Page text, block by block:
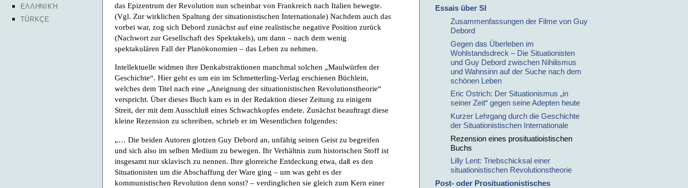
ΕΛΛΗΝΙΚΉ
TÜRKÇE
das Epizentrum der Revolution nun scheinbar von Frankreich nach Italien bewegte.
(Vgl. Zur wirklichen Spaltung der situationistischen Internationale) Nachdem auch das
vorbei war, zog sich Debord zunächst auf eine realistische negative Position zurück
(Nachwort zur Gesellschaft des Spektakels), um dann – nach dem wenig
spektakulären Fall der Planökonomien – das Leben zu nehmen.
Intellektuelle widmen ihre Denkabstraktionen manchmal solchen „Maulwürfen der
Geschichte“. Hier geht es um ein im Schmetterling-Verlag erschienen Büchlein,
welches dem Titel nach eine „Aneignung der situationistischen Revolutionstheorie“
verspricht. Über dieses Buch kam es in der Redaktion dieser Zeitung zu einigem
Streit, der mit dem Ausschluß eines Schwachkopfes endete. Zunächst beauftragt diese
kleine Rezension zu schreiben, schrieb er im Wesentlichen folgendes:
„… Die beiden Autoren glotzen Guy Debord an, unfähig seinen Geist zu begreifen
und sich also im selben Medium zu bewegen. Ihr Verhältnis zum historischen Stoff ist
insgesamt nur sklavisch zu nennen. Ihre glorreiche Entdeckung etwa, daß es den
Situationisten um die Abschaffung der Ware ging – um was geht es der
kommunistischen Revolution denn sonst? – verdinglichen sie gleich zum Kern einer
Essais über SI
Zusammenfassungen der Filme von Guy
Debord
Gegen das Überleben im
Wohlstandsdreck – Die Situationisten
und Guy Debord zwischen Nihilismus
und Wahnsinn auf der Suche nach dem
schönen Leben
Eric Ostrich: Der Situationismus „in
seiner Zeit“ gegen seine Adepten heute
Kurzer Lehrgang durch die Geschichte
der Situationistischen Internationale
Rezension eines prosituatioistischen
Buchs
Lilly Lent: Triebschicksal einer
situationistischen Revolutionstheorie
Post- oder Prosituationistisches